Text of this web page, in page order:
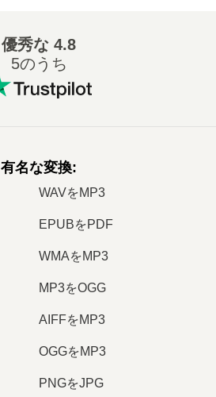
優秀な 4.8
5のうち
有名な変換:
WAVをMP3
EPUBをPDF
WMAをMP3
MP3をOGG
AIFFをMP3
OGGをMP3
PNGをJPG